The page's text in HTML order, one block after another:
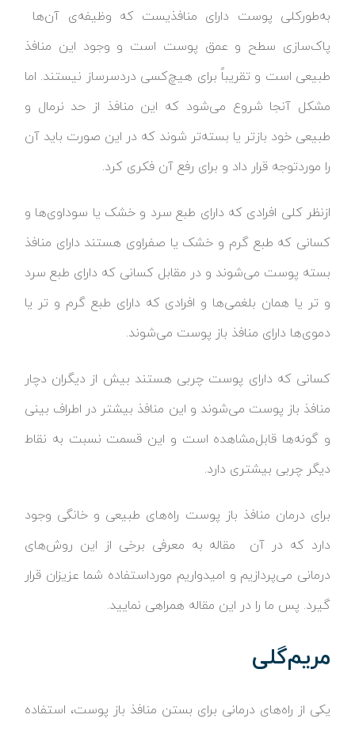
به‌طورکلی پوست دارای منافذیست که وظیفه‌ی آن‌ها
پاک‌سازی سطح و عمق پوست است و وجود این منافذ
طبیعی است و تقریباً برای هیچ‌کسی دردسرساز نیستند. اما
مشکل آنجا شروع می‌شود که این منافذ از حد نرمال و
طبیعی خود بازتر یا بسته‌تر شوند که در این صورت باید آن
را موردتوجه قرار داد و برای رفع آن فکری کرد.
ازنظر کلی افرادی که دارای طبع سرد و خشک یا سوداوی‌ها و
کسانی که طبع گرم و خشک یا صفراوی هستند دارای منافذ
بسته پوست می‌شوند و در مقابل کسانی که دارای طبع سرد
و تر یا همان بلغمی‌ها و افرادی که دارای طبع گرم و تر یا
دموی‌ها دارای منافذ باز پوست می‌شوند.
کسانی که دارای پوست چربی هستند بیش از دیگران دچار
منافذ باز پوست می‌شوند و این منافذ بیشتر در اطراف بینی
و گونه‌ها قابل‌مشاهده است و این قسمت نسبت به نقاط
دیگر چربی بیشتری دارد.
برای درمان منافذ باز پوست راه‌های طبیعی و خانگی وجود
دارد که در آن مقاله به معرفی برخی از این روش‌های
درمانی می‌پردازیم و امیدواریم مورداستفاده شما عزیزان قرار
گیرد. پس ما را در این مقاله همراهی نمایید.
مریم‌گلی
یکی از راه‌های درمانی برای بستن منافذ باز پوست، استفاده